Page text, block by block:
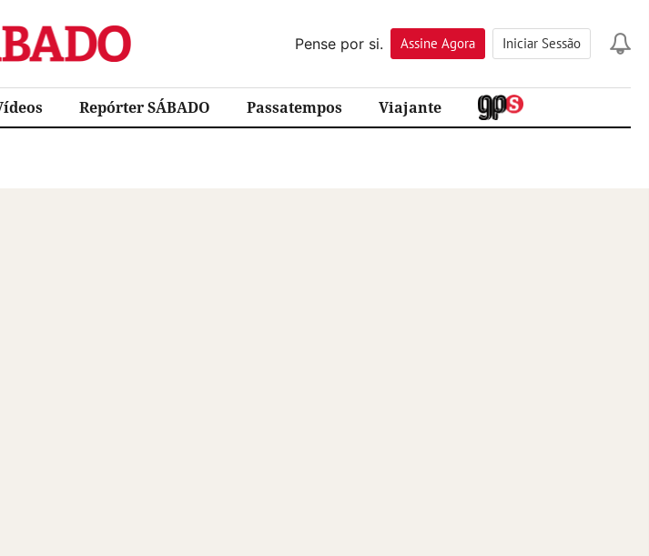
Pense por si.
Assine Agora Iniciar Sessão
Repórter SÁBADO Passatempos Viajante